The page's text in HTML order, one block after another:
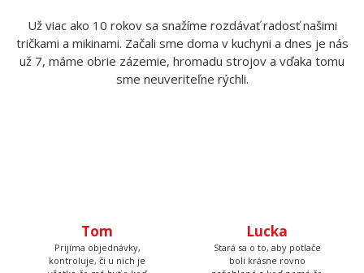
Už viac ako 10 rokov sa snažíme rozdávať radosť našimi
tričkami a mikinami. Začali sme doma v kuchyni a dnes je nás
už 7, máme obrie zázemie, hromadu strojov a vďaka tomu
sme neuveriteľne rýchli.
všetko čo má byť a keď
budete volať, bude na
druhom konci. Má starosť
väčšinu potlačí a grafík
nažehlené a keď nemá čo
žehliť, tak pripravuje
motívy, aby ste mali z čoho
vyberať.